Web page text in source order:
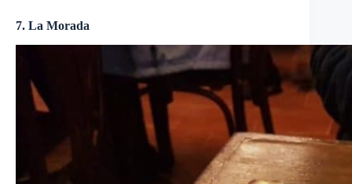
7. La Morada